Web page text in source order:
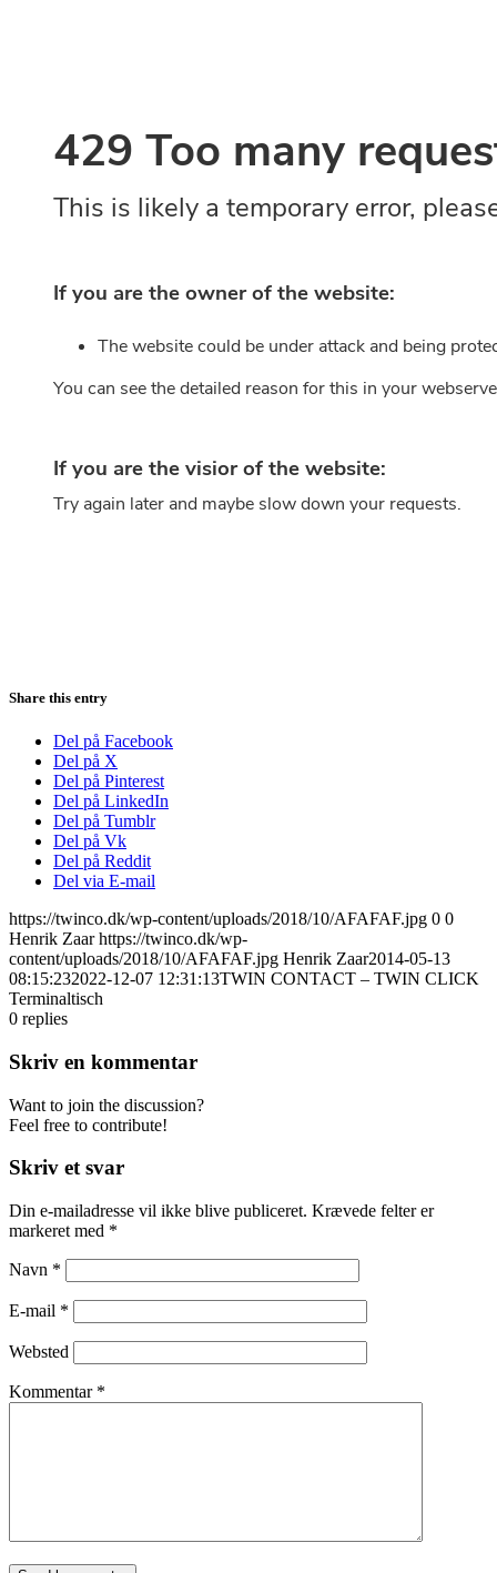
Share this entry
Del på Facebook
Del på X
Del på Pinterest
Del på LinkedIn
Del på Tumblr
Del på Vk
Del på Reddit
Del via E-mail
https://twinco.dk/wp-content/uploads/2018/10/AFAFAF.jpg 0 0
Henrik Zaar https://twinco.dk/wp-
content/uploads/2018/10/AFAFAF.jpg Henrik Zaar2014-05-13
08:15:232022-12-07 12:31:13TWIN CONTACT – TWIN CLICK
Terminaltisch
0 replies
Skriv en kommentar
Want to join the discussion?
Feel free to contribute!
Skriv et svar
Din e-mailadresse vil ikke blive publiceret. Krævede felter er
markeret med *
Navn *
E-mail *
Websted
Kommentar *